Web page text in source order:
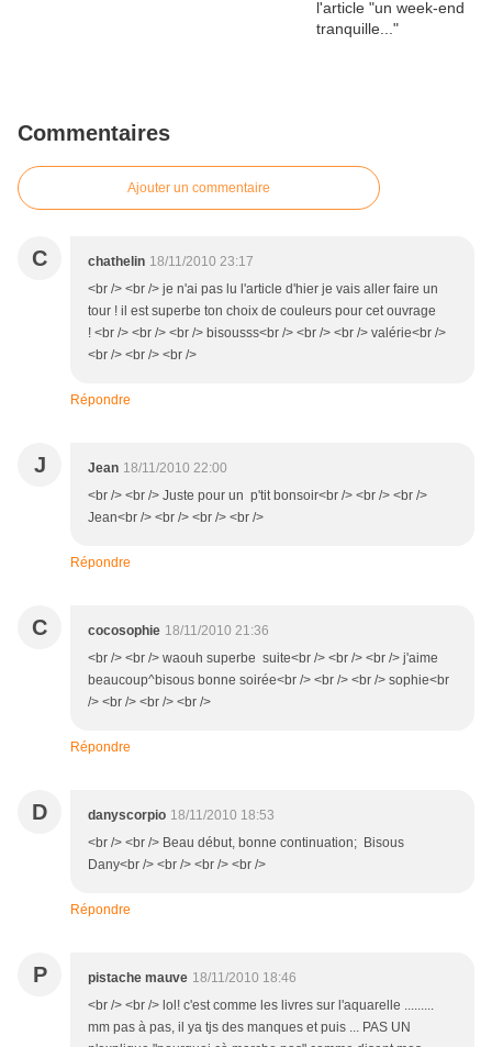
Commentaires
Ajouter un commentaire
C chathelin 18/11/2010 23:17
<br /> <br /> je n'ai pas lu l'article d'hier je vais aller faire un
tour ! il est superbe ton choix de couleurs pour cet ouvrage
! <br /> <br /> <br /> bisousss<br /> <br /> <br /> valérie<br />
<br /> <br /> <br />
Répondre
J Jean 18/11/2010 22:00
<br /> <br /> Juste pour un p'tit bonsoir<br /> <br /> <br />
Jean<br /> <br /> <br /> <br />
Répondre
C cocosophie 18/11/2010 21:36
<br /> <br /> waouh superbe suite<br /> <br /> <br /> j'aime
beaucoup^bisous bonne soirée<br /> <br /> <br /> sophie<br
/> <br /> <br /> <br />
Répondre
D danyscorpio 18/11/2010 18:53
<br /> <br /> Beau début, bonne continuation; Bisous
Dany<br /> <br /> <br /> <br />
Répondre
P pistache mauve 18/11/2010 18:46
<br /> <br /> lol! c'est comme les livres sur l'aquarelle .........
mm pas à pas, il ya tjs des manques et puis ... PAS UN